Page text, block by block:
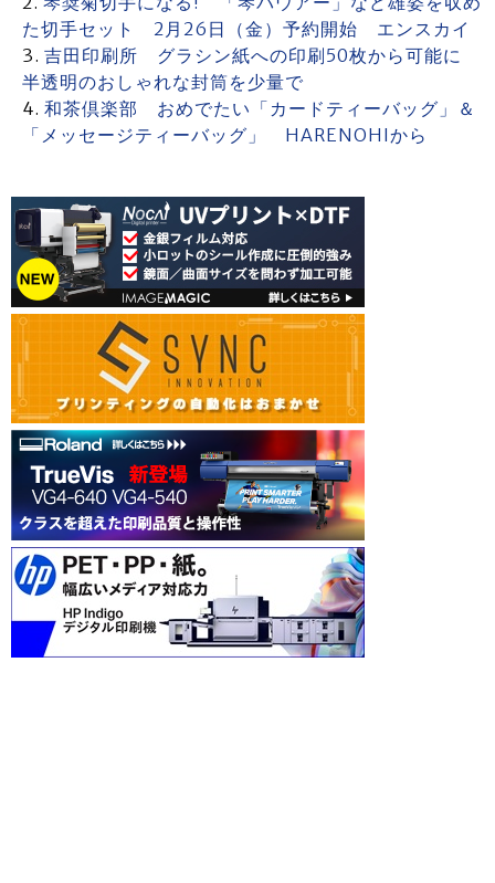
た切手セット 2月26日（金）予約開始 エンスカイ
吉田印刷所 グラシン紙への印刷50枚から可能に
半透明のおしゃれな封筒を少量で
和茶倶楽部 おめでたい「カードティーバッグ」＆
「メッセージティーバッグ」 HARENOHIから